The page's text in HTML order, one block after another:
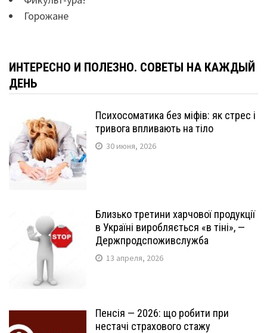
Горожане
ИНТЕРЕСНО И ПОЛЕЗНО. СОВЕТЫ НА КАЖДЫЙ
ДЕНЬ
Психосоматика без міфів: як стрес і
тривога впливають на тіло
30 июня, 2026
Близько третини харчової продукції
в Україні виробляється «в тіні», —
Держпродспоживслужба
13 апреля, 2026
Пенсія — 2026: що робити при
нестачі страхового стажу